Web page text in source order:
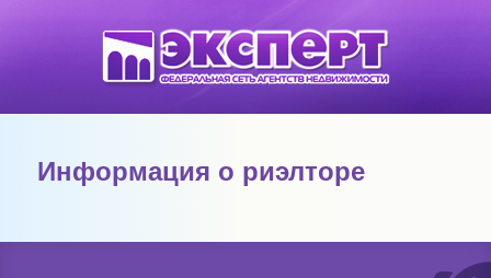
Информация о риэлторе